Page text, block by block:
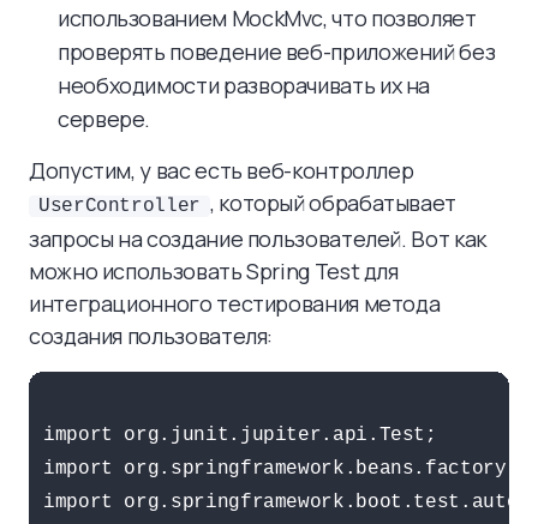
использованием MockMvc, что позволяет
проверять поведение веб-приложений без
необходимости разворачивать их на
сервере.
Допустим, у вас есть веб-контроллер
UserController , который обрабатывает
запросы на создание пользователей. Вот как
можно использовать Spring Test для
интеграционного тестирования метода
создания пользователя:
import org.junit.jupiter.api.Test;
import
import